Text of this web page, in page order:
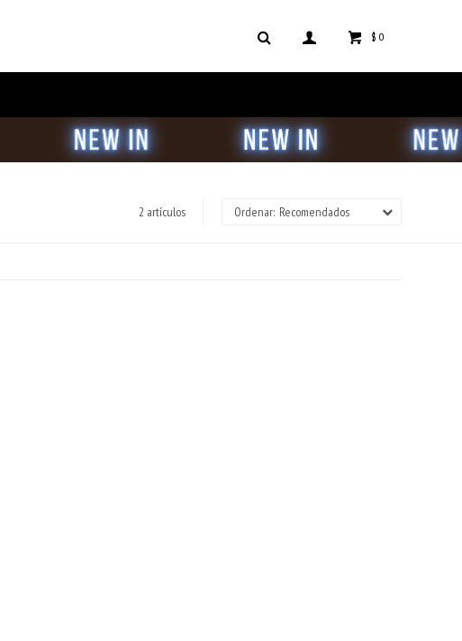
$ 0
2 artículos Recomendados